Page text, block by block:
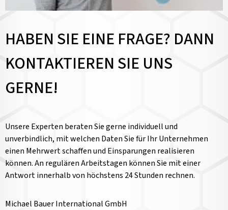
HABEN SIE EINE FRAGE? DANN
KONTAKTIEREN SIE UNS
GERNE!
Unsere Experten beraten Sie gerne individuell und
unverbindlich, mit welchen Daten Sie für Ihr Unternehmen
einen Mehrwert schaffen und Einsparungen realisieren
können. An regulären Arbeitstagen können Sie mit einer
Antwort innerhalb von höchstens 24 Stunden rechnen.
Michael Bauer International GmbH